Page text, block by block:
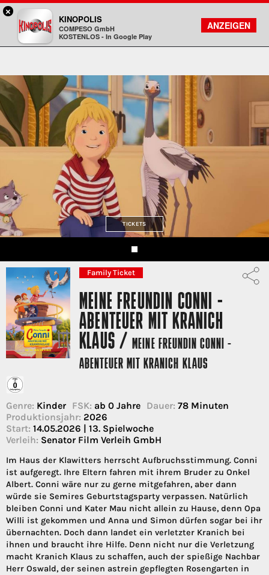
Kinopolis
FILMSUCHE
KONTO
TICKETS
Family Ticket
MEINE FREUNDIN CONNI -
ABENTEUER MIT KRANICH
KLAUS /MEINE FREUNDIN CONNI -
ABENTEUER MIT KRANICH KLAUS
Genre: Kinder FSK: ab 0 Jahre Dauer: 78 Minuten
Produktionsjahr: 2026
Start: 14.05.2026 | 13. Spielwoche
Verleih: Senator Film Verleih GmbH
Im Haus der Klawitters herrscht Aufbruchsstimmung. Conni
ist aufgeregt. Ihre Eltern fahren mit ihrem Bruder zu Onkel
Albert. Conni wäre nur zu gerne mitgefahren, aber dann
würde sie Semires Geburtstagsparty verpassen. Natürlich
bleiben Conni und Kater Mau nicht allein zu Hause, denn Opa
Willi ist gekommen und Anna und Simon dürfen sogar bei ihr
übernachten. Doch dann landet ein verletzter Kranich bei
ihnen und braucht ihre Hilfe. Denn nicht nur die Verletzung
macht Kranich Klaus zu schaffen, auch der spießige Nachbar
Herr Oswald, der seinen astrein gepflegten Rosengarten in
×
KINOPOLIS
COMPESO GmbH
KOSTENLOS - In Google Play
ANZEIGEN